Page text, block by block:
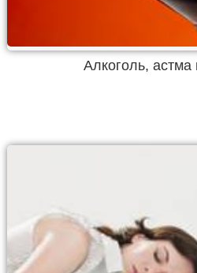
Алкоголь, астма